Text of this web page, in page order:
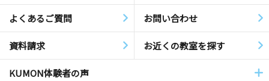
よくあるご質問 お問い合わせ
資料請求 お近くの教室を探す
KUMON体験者の声